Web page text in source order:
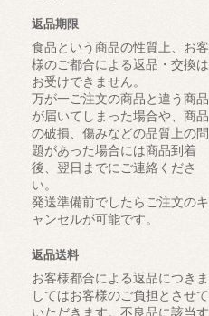
返品期限
食品という商品の性質上、お客
様のご都合による返品・交換は
お受けできません。
万が一ご注文の商品と違う商品
が届いてしまった場合や、商品
の破損、傷みなどの品質上の問
題があった場合には商品到着
後、翌日までにご連絡くださ
い。
発送準備前でしたらご注文のキ
ャンセルが可能です。
返品送料
お客様都合による返品につきま
してはお客様のご負担とさせて
いただきます。不良品に該当す